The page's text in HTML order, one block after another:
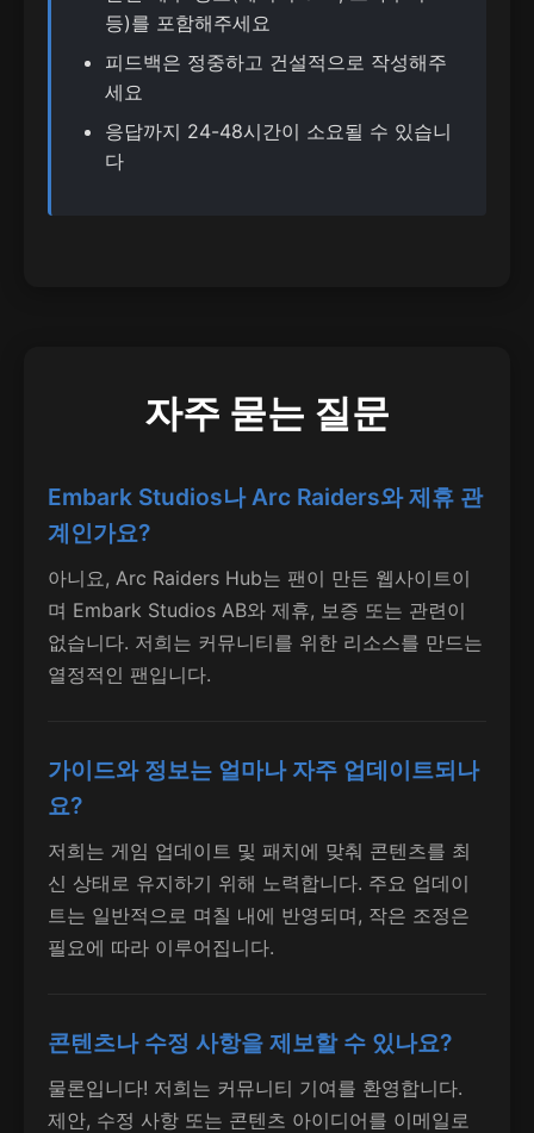
등)를 포함해주세요
피드백은 정중하고 건설적으로 작성해주
세요
응답까지 24-48시간이 소요될 수 있습니
다
자주 묻는 질문
Embark Studios나 Arc Raiders와 제휴 관
계인가요?
아니요, Arc Raiders Hub는 팬이 만든 웹사이트이
며 Embark Studios AB와 제휴, 보증 또는 관련이
없습니다. 저희는 커뮤니티를 위한 리소스를 만드는
열정적인 팬입니다.
가이드와 정보는 얼마나 자주 업데이트되나
요?
저희는 게임 업데이트 및 패치에 맞춰 콘텐츠를 최
신 상태로 유지하기 위해 노력합니다. 주요 업데이
트는 일반적으로 며칠 내에 반영되며, 작은 조정은
필요에 따라 이루어집니다.
콘텐츠나 수정 사항을 제보할 수 있나요?
물론입니다! 저희는 커뮤니티 기여를 환영합니다.
제안, 수정 사항 또는 콘텐츠 아이디어를 이메일로